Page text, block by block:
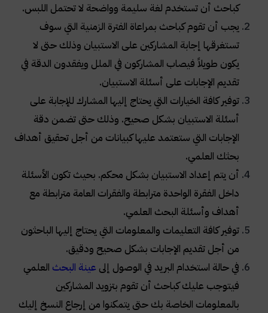
كباحث أن تستخدم لغة سليمة وواضحة لا تحتمل اللبس.
يجب أن تقوم كباحث بمراعاة الفترة الزمنية التي سوف
تستغرقها إجابة المشاركين على الاستبيان وذلك حتى لا
يكون طويلاً فيصاب المشاركون في الملل ويفقدون الدقة في
تقديم الإجابات على أسئلة الاستبيان.
توفير كافة الخيارات التي يحتاج إليها المشارك للإجابة على
أسئلة الاستبيان بشكل صحيح. وذلك حتى تضمن دقة
الإجابات التي ستعتمد عليها كبيانات من أجل تحقيق أهداف
بحثك العلمي.
أن يتم إعداد الاستبيان بشكل محكم. بحيث تكون الأسئلة
داخل الفقرة الواحدة مترابطة والفقرات العامة مترابطة مع
أهداف وأسئلة البحث العلمي.
توفير كافة التعليمات والمعلومات التي يحتاج إليها الباحثون
من أجل تقديم الإجابات بشكل صحيح ودقيق.
في حالة استخدام البريد في الوصول إلى عينة البحث العلمي
فيتوجب عليك كباحث أن تقوم بتزويد المشاركين
بالمعلومات الخاصة بك حتى يتمكنوا من إرجاع النسخ إليك